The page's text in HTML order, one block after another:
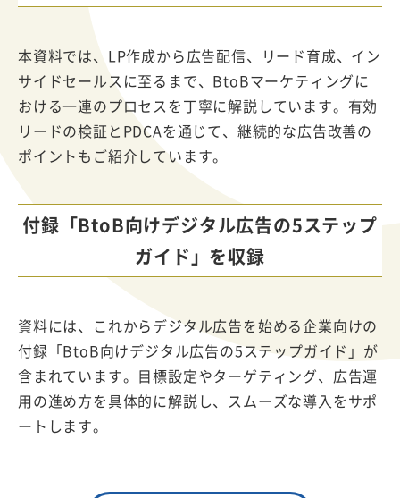
本資料では、LP作成から広告配信、リード育成、イン
サイドセールスに至るまで、BtoBマーケティングに
おける一連のプロセスを丁寧に解説しています。有効
リードの検証とPDCAを通じて、継続的な広告改善の
ポイントもご紹介しています。
付録「BtoB向けデジタル広告の5ステップ
ガイド」を収録
資料には、これからデジタル広告を始める企業向けの
付録「BtoB向けデジタル広告の5ステップガイド」が
含まれています。目標設定やターゲティング、広告運
用の進め方を具体的に解説し、スムーズな導入をサポ
ートします。